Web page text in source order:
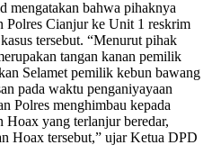
bahwa pihaknya
Polres Cianjur ke Unit 1 reskrim
tersebut. “Menurut pihak
tangan kanan pemilik
Selamet pemilik kebun bawang
pada waktu penganiyayaan
Polres menghimbau kepada
Hoax yang terlanjur beredar,
Hoax tersebut,” ujar Ketua DPD